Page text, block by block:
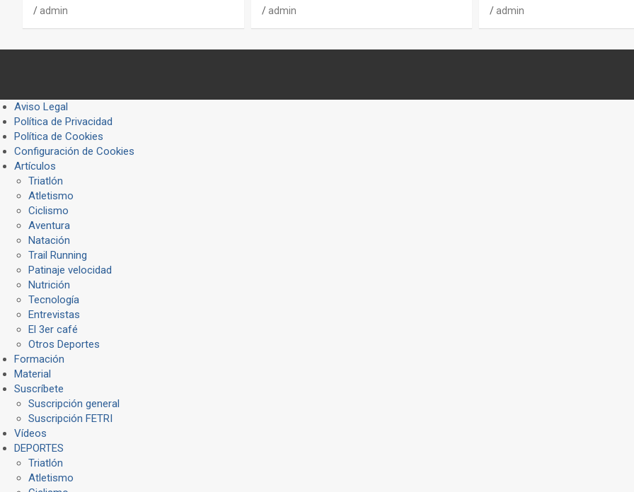
admin admin admin
Aviso Legal
Política de Privacidad
Política de Cookies
Configuración de Cookies
Artículos
Triatlón
Atletismo
Ciclismo
Aventura
Natación
Trail Running
Patinaje velocidad
Nutrición
Tecnología
Entrevistas
El 3er café
Otros Deportes
Formación
Material
Suscríbete
Suscripción general
Suscripción FETRI
Vídeos
DEPORTES
Triatlón
Atletismo